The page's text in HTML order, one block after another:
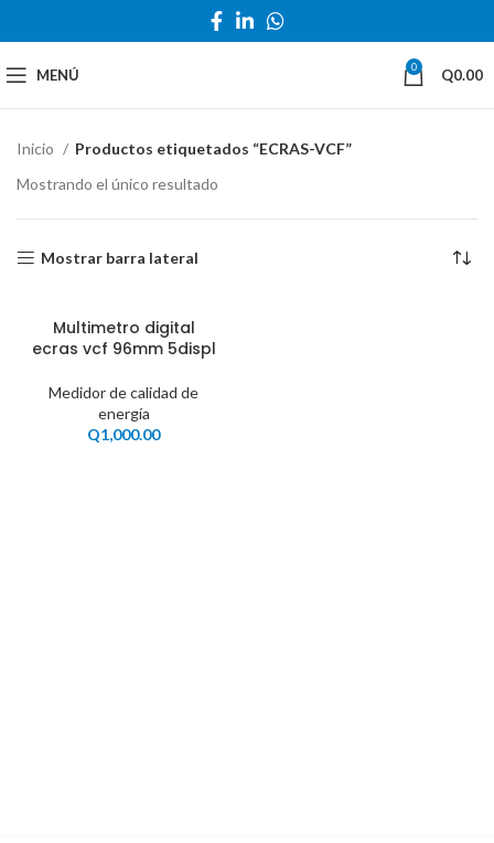
MENÚ 0 Q0.00
Inicio
Productos etiquetados “ECRAS-VCF”
Mostrando el único resultado
Mostrar barra lateral
Multimetro digital
ecras vcf 96mm 5displ
Medidor de calidad de
energía
Q1,000.00